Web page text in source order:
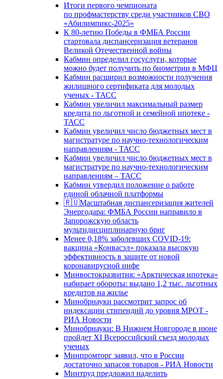
Итоги первого чемпионата
по профмастерству среди участников СВО
«Абилимпикс-2025»
К 80-летию Победы в ФМБА России
стартовала диспансеризация ветеранов
Великой Отечественной войны
Кабмин определил госуслуги, которые
можно будет получить по биометрии в МФЦ
Кабмин расширил возможности получения
жилищного сертификата для молодых
ученых - ТАСС
Кабмин увеличил максимальный размер
кредита по льготной и семейной ипотеке -
ТАСС
Кабмин увеличил число бюджетных мест в
магистратуре по научно-технологическим
направлениям - ТАСС
Кабмин увеличил число бюджетных мест в
магистратуре по научно-технологическим
направлениям – ТАСС
Кабмин утвердил положение о работе
единой облачной платформы
🇷🇺Масштабная диспансеризация жителей
Энергодара: ФМБА России направило в
Запорожскую область
мультидисциплинарную бриг
Менее 0,18% заболевших COVID-19:
вакцина «Конвасэл» показала высокую
эффективность в защите от новой
коронавирусной инфе
Минвостокразвития: «Арктическая ипотека»
набирает обороты: выдано 1,2 тыс. льготных
кредитов на жилье
Минобрнауки рассмотрит запрос об
индексации стипендий до уровня МРОТ -
РИА Новости
Минобрнауки: В Нижнем Новгороде в июне
пройдет XI Всероссийский съезд молодых
ученых
Минпромторг заявил, что в России
достаточно запасов товаров - РИА Новости
Минтруд предложил наделить